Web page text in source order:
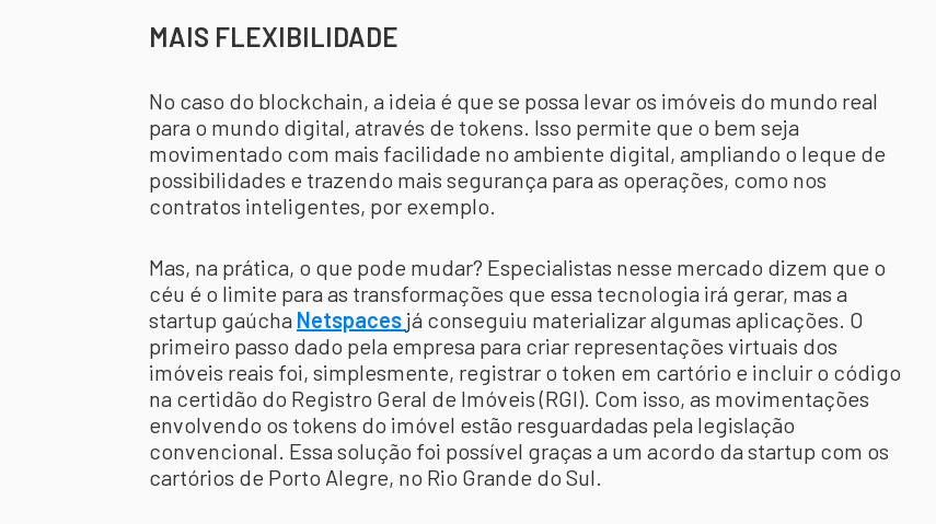
MAIS FLEXIBILIDADE
No caso do blockchain, a ideia é que se possa levar os imóveis do mundo real
para o mundo digital, através de tokens. Isso permite que o bem seja
movimentado com mais facilidade no ambiente digital, ampliando o leque de
possibilidades e trazendo mais segurança para as operações, como nos
contratos inteligentes, por exemplo.
Mas, na prática, o que pode mudar? Especialistas nesse mercado dizem que o
céu é o limite para as transformações que essa tecnologia irá gerar, mas a
startup gaúcha Netspaces já conseguiu materializar algumas aplicações. O
primeiro passo dado pela empresa para criar representações virtuais dos
imóveis reais foi, simplesmente, registrar o token em cartório e incluir o código
na certidão do Registro Geral de Imóveis (RGI). Com isso, as movimentações
envolvendo os tokens do imóvel estão resguardadas pela legislação
convencional. Essa solução foi possível graças a um acordo da startup com os
cartórios de Porto Alegre, no Rio Grande do Sul.